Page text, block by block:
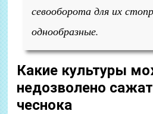
севооборота для их
однообразные.
Какие культуры
недозволено
чеснока